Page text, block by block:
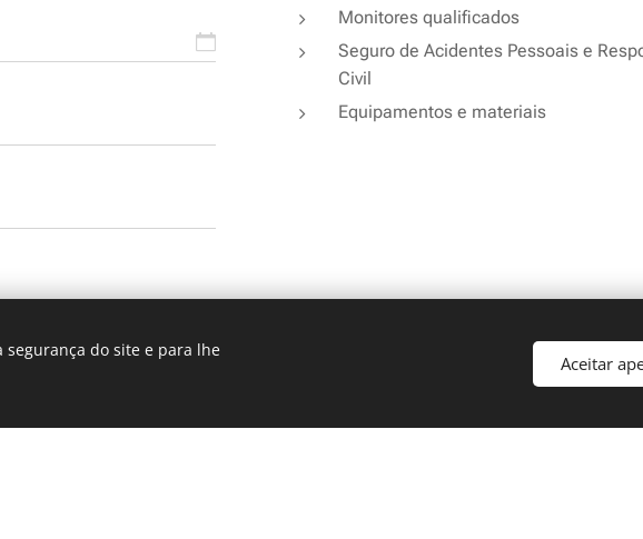
Monitores qualificados
Seguro de Acidentes Pessoais e
Civil
Equipamentos e materiais
do site e para lhe
Aceitar